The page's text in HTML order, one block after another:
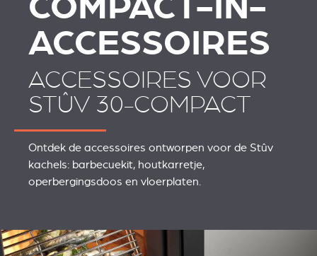
ACCESSOIRES
ACCESSOIRES VOOR
STÛV 30-COMPACT
Ontdek de accessoires ontworpen voor de Stûv
kachels: barbecuekit, houtkarretje,
operbergingsdoos en vloerplaten.